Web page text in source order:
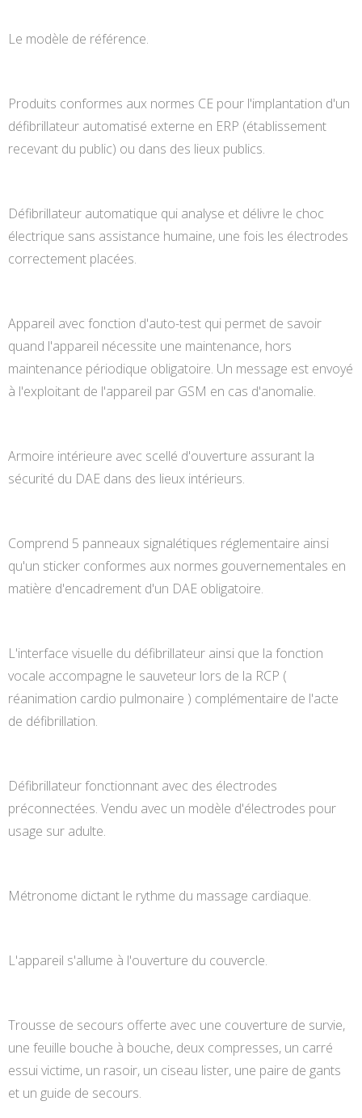
Le modèle de référence.
Produits conformes aux normes CE pour l'implantation d'un
défibrillateur automatisé externe en ERP (établissement
recevant du public) ou dans des lieux publics.
Défibrillateur automatique qui analyse et délivre le choc
électrique sans assistance humaine, une fois les électrodes
correctement placées.
Appareil avec fonction d'auto-test qui permet de savoir
quand l'appareil nécessite une maintenance, hors
maintenance périodique obligatoire. Un message est envoyé
à l'exploitant de l'appareil par GSM en cas d'anomalie.
Armoire intérieure avec scellé d'ouverture assurant la
sécurité du DAE dans des lieux intérieurs.
Comprend 5 panneaux signalétiques réglementaire ainsi
qu'un sticker conformes aux normes gouvernementales en
matière d'encadrement d'un DAE obligatoire.
L'interface visuelle du défibrillateur ainsi que la fonction
vocale accompagne le sauveteur lors de la RCP (
réanimation cardio pulmonaire ) complémentaire de l'acte
de défibrillation.
Défibrillateur fonctionnant avec des électrodes
préconnectées. Vendu avec un modèle d'électrodes pour
usage sur adulte.
Métronome dictant le rythme du massage cardiaque.
L'appareil s'allume à l'ouverture du couvercle.
Trousse de secours offerte avec une couverture de survie,
une feuille bouche à bouche, deux compresses, un carré
essui victime, un rasoir, un ciseau lister, une paire de gants
et un guide de secours.